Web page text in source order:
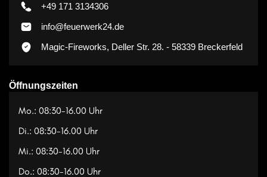
+49 171 3134306
info@feuerwerk24.de
Magic-Fireworks, Deller Str. 28. - 58339 Breckerfeld
Öffnungszeiten
Mo.: 08:30-16.00 Uhr
Di.: 08:30-16.00 Uhr
Mi.: 08:30-16.00 Uhr
Do.: 08:30-16.00 Uhr